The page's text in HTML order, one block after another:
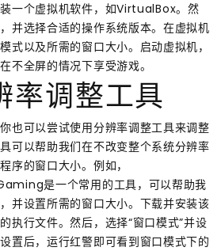
一个虚拟机软件，如VirtualBox。然
并选择合适的操作系统版本。在虚拟机
式以及所需的窗口大小。启动虚拟机，
不全屏的情况下享受游戏。
率调整工具
也可以尝试使用分辨率调整工具来调整
可以帮助我们在不改变整个系统分辨率
序的窗口大小。例如，
是一个常用的工具，可以帮助我
并设置所需的窗口大小。下载并安装该
执行文件。然后，选择“窗口模式”并设
置后，运行红警即可看到窗口模式下的